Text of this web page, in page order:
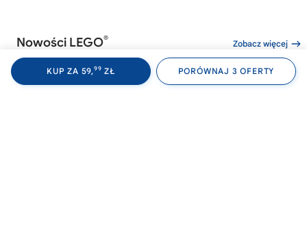
KUP ZA 59,99 ZŁ PORÓWNAJ 3 OFERTY
Nowości LEGO® Zobacz więcej